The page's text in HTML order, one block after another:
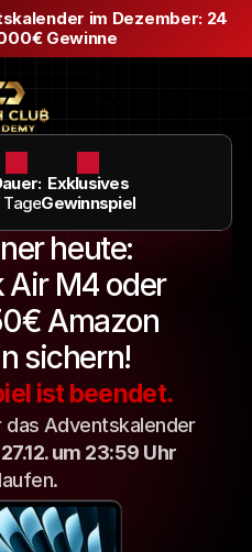
im Dezember: 24
Gewinne
Tage
Exklusives
Gewinnspiel
heute:
Air M4 oder
Amazon
sichern!
ist beendet.
das Adventskalender
27.12. um 23:59 Uhr